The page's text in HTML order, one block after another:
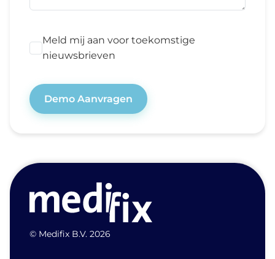
Meld mij aan voor toekomstige
nieuwsbrieven
Demo Aanvragen
© Medifix B.V. 2026